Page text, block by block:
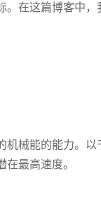
在这篇博客中
械能的能力。
最高速度。